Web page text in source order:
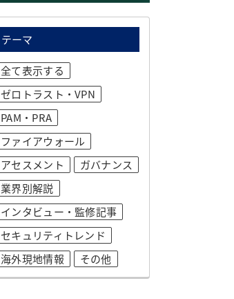
テーマ
全て表示する
ゼロトラスト・VPN
PAM・PRA
ファイアウォール
アセスメント
ガバナンス
業界別解説
インタビュー・監修記事
セキュリティトレンド
海外現地情報
その他